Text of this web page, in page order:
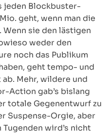
jeden Blockbuster-
geht, wenn man die
sie den lästigen
weder den
noch das Publikum
geht tempo- und
Mehr, wildere und
Action gab’s bislang
totale Gegenentwurf zu
Suspense-Orgie, aber
wird’s nicht